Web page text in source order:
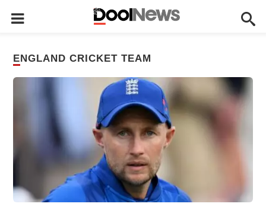
ENGLAND CRICKET TEAM